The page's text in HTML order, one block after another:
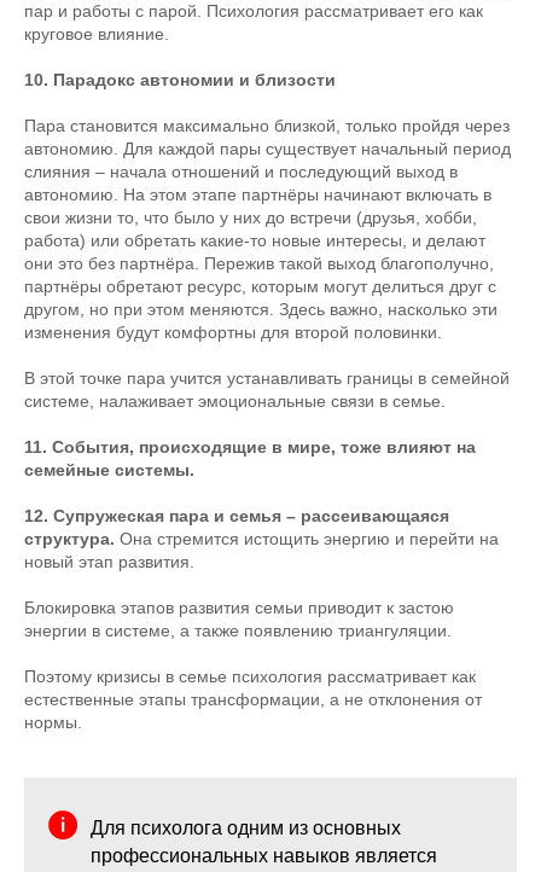
пар и работы с парой. Психология рассматривает его как
круговое влияние.
10. Парадокс автономии и близости
Пара становится максимально близкой, только пройдя через
автономию. Для каждой пары существует начальный период
слияния – начала отношений и последующий выход в
автономию. На этом этапе партнёры начинают включать в
свои жизни то, что было у них до встречи (друзья, хобби,
работа) или обретать какие-то новые интересы, и делают
они это без партнёра. Пережив такой выход благополучно,
партнёры обретают ресурс, которым могут делиться друг с
другом, но при этом меняются. Здесь важно, насколько эти
изменения будут комфортны для второй половинки.
В этой точке пара учится устанавливать границы в семейной
системе, налаживает эмоциональные связи в семье.
11. События, происходящие в мире, тоже влияют на
семейные системы.
12. Супружеская пара и семья – рассеивающаяся
структура. Она стремится истощить энергию и перейти на
новый этап развития.
Блокировка этапов развития семьи приводит к застою
энергии в системе, а также появлению триангуляции.
Поэтому кризисы в семье психология рассматривает как
естественные этапы трансформации, а не отклонения от
нормы.
Для психолога одним из основных
профессиональных навыков является